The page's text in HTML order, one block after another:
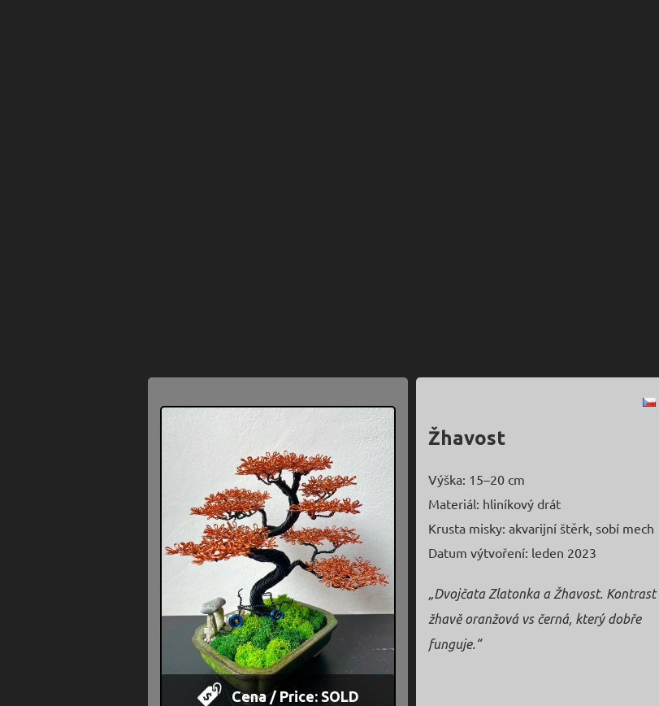
Cena / Price: SOLD
Žhavost
Výška: 15–20 cm
Materiál: hliníkový drát
Krusta misky: akvarijní štěrk, sobí mech
Datum výtvoření: leden 2023
„Dvojčata Zlatonka a Žhavost. Kontrast
žhavě oranžová vs černá, který dobře
funguje.“